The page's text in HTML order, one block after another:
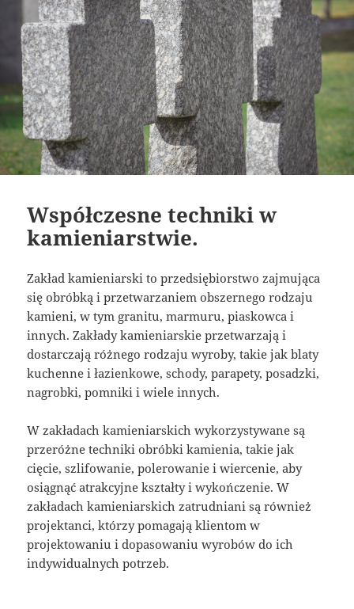
Współczesne techniki w
kamieniarstwie.
Zakład kamieniarski to przedsiębiorstwo zajmująca
się obróbką i przetwarzaniem obszernego rodzaju
kamieni, w tym granitu, marmuru, piaskowca i
innych. Zakłady kamieniarskie przetwarzają i
dostarczają różnego rodzaju wyroby, takie jak blaty
kuchenne i łazienkowe, schody, parapety, posadzki,
nagrobki, pomniki i wiele innych.
W zakładach kamieniarskich wykorzystywane są
przeróżne techniki obróbki kamienia, takie jak
cięcie, szlifowanie, polerowanie i wiercenie, aby
osiągnąć atrakcyjne kształty i wykończenie. W
zakładach kamieniarskich zatrudniani są również
projektanci, którzy pomagają klientom w
projektowaniu i dopasowaniu wyrobów do ich
indywidualnych potrzeb.